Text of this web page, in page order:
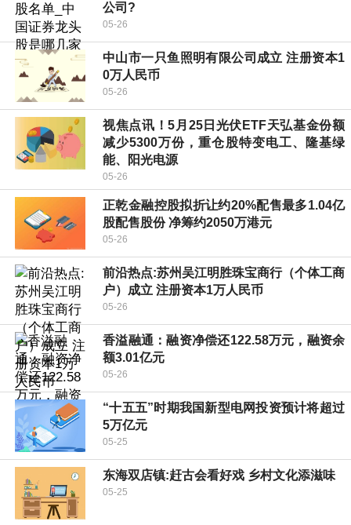
公司?
05-26
中山市一只鱼照明有限公司成立 注册资本1
0万人民币
05-26
视焦点讯！5月25日光伏ETF天弘基金份额
减少5300万份，重仓股特变电工、隆基绿
能、阳光电源
05-26
正乾金融控股拟折让约20%配售最多1.04亿
股配售股份 净筹约2050万港元
05-26
前沿热点:苏州吴江明胜珠宝商行（个体工商
户）成立 注册资本1万人民币
05-26
香溢融通：融资净偿还122.58万元，融资余
额3.01亿元
05-26
“十五五”时期我国新型电网投资预计将超过
5万亿元
05-25
东海双店镇:赶古会看好戏 乡村文化添滋味
05-25